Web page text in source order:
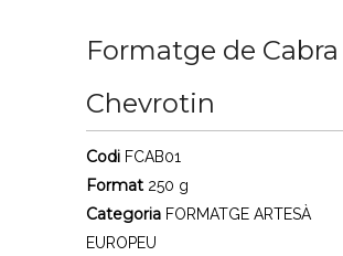
Formatge de Cabra
Chevrotin
Codi FCAB01
Format 250 g
Categoria FORMATGE ARTESÀ
EUROPEU